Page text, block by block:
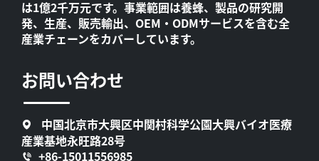
は1億2千万元です。事業範囲は養蜂、製品の研究開
発、生産、販売輸出、OEM・ODMサービスを含む全
産業チェーンをカバーしています。
お問い合わせ
中国北京市大興区中関村科学公園大興バイオ医療
産業基地永旺路28号
+86-15011556985